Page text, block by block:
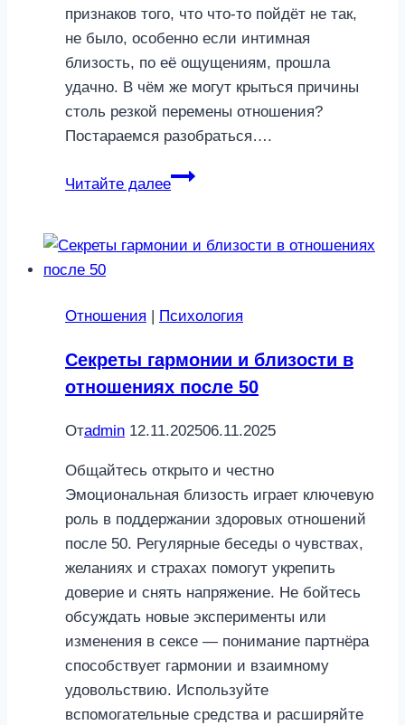
признаков того, что что-то пойдёт не так,
не было, особенно если интимная
близость, по её ощущениям, прошла
удачно. В чём же могут крыться причины
столь резкой перемены отношения?
Постараемся разобраться….
Читайте далее
Причины,
резко
после
Отношения Психология
Секреты гармонии и близости в
отношениях после 50
Отadmin 12.11.202506.11.2025
Общайтесь открыто и честно
Эмоциональная близость играет ключевую
роль в поддержании здоровых отношений
после 50. Регулярные беседы о чувствах,
желаниях и страхах помогут укрепить
доверие и снять напряжение. Не бойтесь
обсуждать новые эксперименты или
изменения в сексе — понимание партнёра
способствует гармонии и взаимному
удовольствию. Используйте
вспомогательные средства и расширяйте